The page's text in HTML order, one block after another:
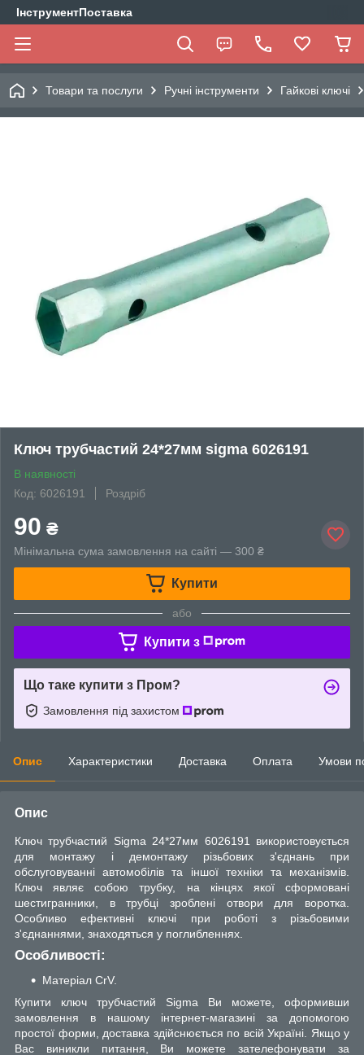
ІнструментПоставка
Товари та послуги Ручні інструменти Гайкові ключі
Ключ трубчастий 24*27мм sigma 6026191
В наявності
Код: 6026191
Роздріб
90 ₴
Мінімальна сума замовлення на сайті — 300 ₴
Купити
або
Купити з
Що таке купити з Пром?
Замовлення під захистом
Опис Характеристики Доставка Оплата Умови
Опис
Ключ трубчастий Sigma 24*27мм 6026191 використовується
для монтажу і демонтажу різьбових з'єднань при
обслуговуванні автомобілів та іншої техніки та механізмів.
Ключ являє собою трубку, на кінцях якої сформовані
шестигранники, в трубці зроблені отвори для воротка.
Особливо ефективні ключі при роботі з різьбовими
з'єднаннями, знаходяться у поглибленнях.
Особливості:
Матеріал CrV.
Купити ключ трубчастий Sigma Ви можете, оформивши
замовлення в нашому інтернет-магазині за допомогою
простої форми, доставка здійснюється по всій Україні. Якщо у
Вас виникли питання, Ви можете зателефонувати за